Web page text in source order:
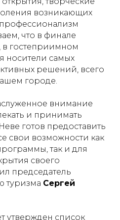
возникающих
что в финале
в гостеприимном
носители самых
решений, всего
городе.
внимание
и принимать
готов предоставить
свои возможности как
так и для
своего
председатель
туризма Сергей
утвержден список